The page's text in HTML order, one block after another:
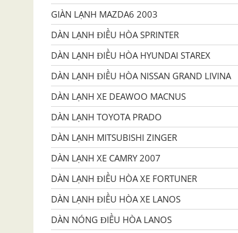
GIÀN LẠNH MAZDA6 2003
DÀN LẠNH ĐIỀU HÒA SPRINTER
DÀN LẠNH ĐIỀU HÒA HYUNDAI STAREX
DÀN LẠNH ĐIỀU HÒA NISSAN GRAND LIVINA
DÀN LẠNH XE DEAWOO MACNUS
DÀN LẠNH TOYOTA PRADO
DÀN LẠNH MITSUBISHI ZINGER
DÀN LẠNH XE CAMRY 2007
DÀN LẠNH ĐIỀU HÒA XE FORTUNER
DÀN LẠNH ĐIỀU HÒA XE LANOS
DÀN NÓNG ĐIỀU HÒA LANOS